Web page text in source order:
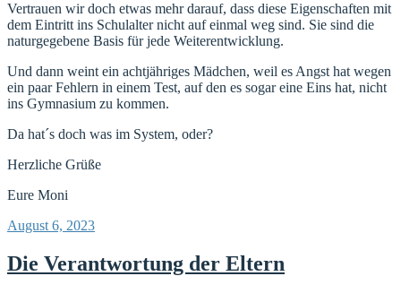
Vertrauen wir doch etwas mehr darauf, dass diese Eigenschaften mit
dem Eintritt ins Schulalter nicht auf einmal weg sind. Sie sind die
naturgegebene Basis für jede Weiterentwicklung.
Und dann weint ein achtjähriges Mädchen, weil es Angst hat wegen
ein paar Fehlern in einem Test, auf den es sogar eine Eins hat, nicht
ins Gymnasium zu kommen.
Da hat´s doch was im System, oder?
Herzliche Grüße
Eure Moni
Veröffentlicht
August 6, 2023
Die Verantwortung der Eltern